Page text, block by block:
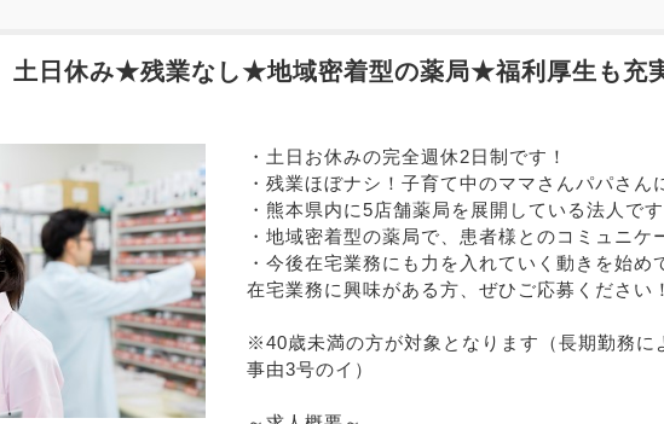
土日休み★残業なし★地域密着型の薬局★福利厚生も充
・土日お休みの完全週休2日制です！
・残業ほぼナシ！子育て中のママさんパパさん
・熊本県内に5店舗薬局を展開している法人で
・地域密着型の薬局で、患者様とのコミュニ
・今後在宅業務にも力を入れていく動きを始め
在宅業務に興味がある方、ぜひご応募ください
※40歳未満の方が対象となります（長期勤務に
事由3号のイ）